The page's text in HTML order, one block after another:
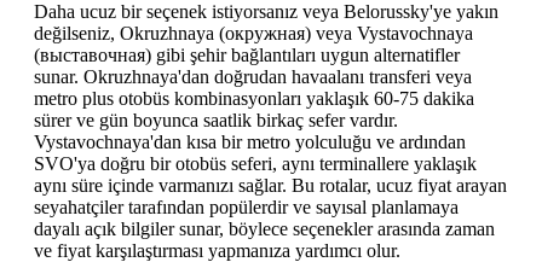
Daha ucuz bir seçenek istiyorsanız veya Belorussky'ye yakın
değilseniz, Okruzhnaya (окружная) veya Vystavochnaya
(выставочная) gibi şehir bağlantıları uygun alternatifler
sunar. Okruzhnaya'dan doğrudan havaalanı transferi veya
metro plus otobüs kombinasyonları yaklaşık 60-75 dakika
sürer ve gün boyunca saatlik birkaç sefer vardır.
Vystavochnaya'dan kısa bir metro yolculuğu ve ardından
SVO'ya doğru bir otobüs seferi, aynı terminallere yaklaşık
aynı süre içinde varmanızı sağlar. Bu rotalar, ucuz fiyat arayan
seyahatçiler tarafından popülerdir ve sayısal planlamaya
dayalı açık bilgiler sunar, böylece seçenekler arasında zaman
ve fiyat karşılaştırması yapmanıza yardımcı olur.